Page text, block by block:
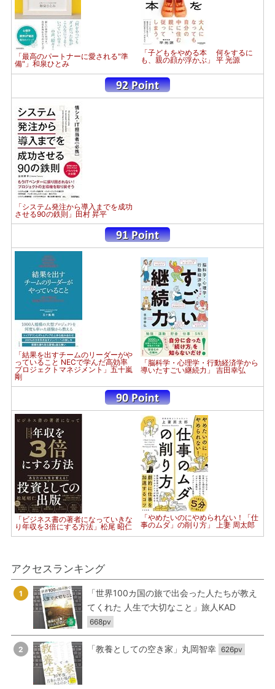
「最高のパートナーに愛される"準
備"」和泉ひとみ
「子どもをやめる本 何をするに
も、親の顔が浮かぶ」 平 光源
「システム発注から導入までを成功
させる90の鉄則」田村 昇平
「結果を出すチームのリーダーがや
っていること NECで学んだ高効率
プロジェクトマネジメント」五十嵐
剛
「脳科学・心理学・行動経済学から
導いたすごい継続力」 吉田幸弘
「ビジネス書の著者になっていきな
り年収を3倍にする方法」松尾 昭仁
「やめたいのにやめられない！「仕
事のムダ」の削り方」 上妻 周太郎
アクセスランキング
1
「世界100カ国の旅で出会った人たちが教え
てくれた 人生で大切なこと」旅人KAD
668pv
2 「教養としての空き家」丸岡智幸 626pv